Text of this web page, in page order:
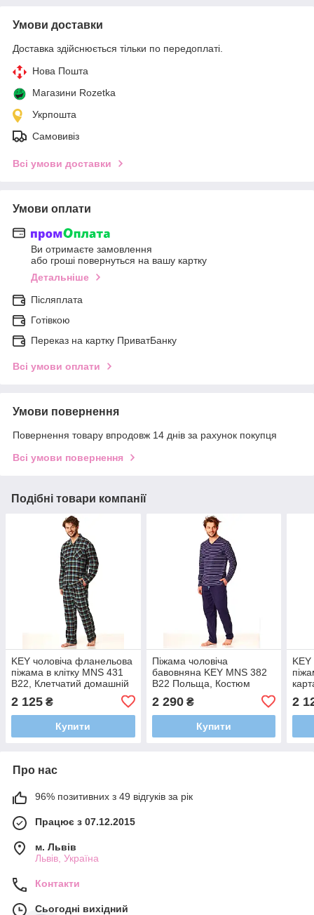
Умови доставки
Доставка здійснюється тільки по передоплаті.
Нова Пошта
Магазини Rozetka
Укрпошта
Самовивіз
Всі умови доставки
Умови оплати
Ви отримаєте замовлення
або гроші повернуться на вашу картку
Детальніше
Післяплата
Готівкою
Переказ на картку ПриватБанку
Всі умови оплати
Умови повернення
Повернення товару впродовж 14 днів за рахунок покупця
Всі умови повернення
Подібні товари компанії
KEY чоловіча фланельова
піжама в клітку MNS 431
B22, Клетчатий домашній
гудзиках
2 125 ₴
Купити
Піжама чоловіча
бавовняна KEY MNS 382
B22 Польща, Костюм
Комплект одягу для
відпочинку та сну
2 290₴
Купити
2
Про нас
96% позитивних з 49 відгуків за рік
Працює з 07.12.2015
м. Львів
Львів, Україна
Контакти
Сьогодні вихідний